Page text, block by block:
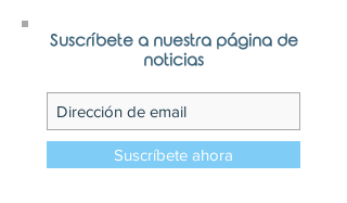
Suscríbete a nuestra página de
noticias
Suscríbete ahora